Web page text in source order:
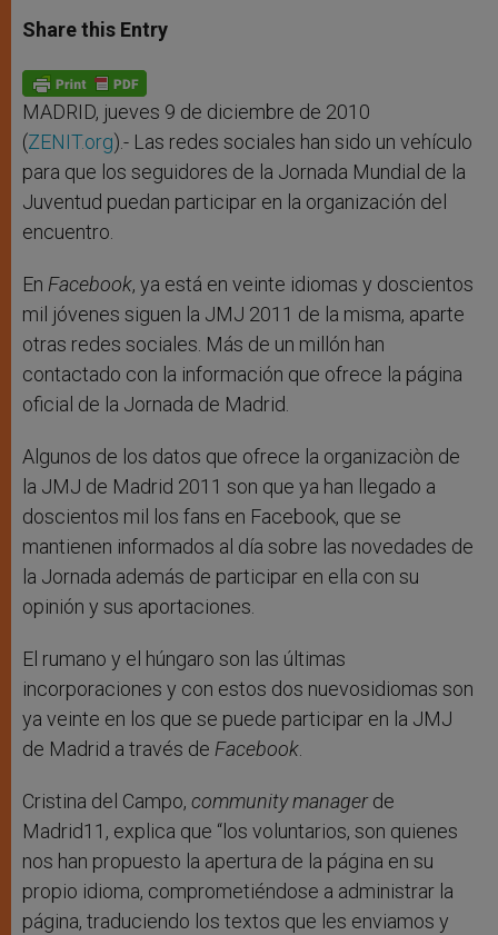
t
s
p
p
s
e
g
e
r
e
b
o
k
Share this Entry
MADRID, jueves 9 de diciembre de 2010
(ZENIT.org).- Las redes sociales han sido un vehículo
para que los seguidores de la Jornada Mundial de la
Juventud puedan participar en la organización del
encuentro.
En Facebook, ya está en veinte idiomas y doscientos
mil jóvenes siguen la JMJ 2011 de la misma, aparte
otras redes sociales. Más de un millón han
contactado con la información que ofrece la página
oficial de la Jornada de Madrid.
Algunos de los datos que ofrece la organizaciòn de
la JMJ de Madrid 2011 son que ya han llegado a
doscientos mil los fans en Facebook, que se
mantienen informados al día sobre las novedades de
la Jornada además de participar en ella con su
opinión y sus aportaciones.
El rumano y el húngaro son las últimas
incorporaciones y con estos dos nuevosidiomas son
ya veinte en los que se puede participar en la JMJ
de Madrid a través de Facebook.
Cristina del Campo, community managerde
Madrid11, explica que “los voluntarios, son quienes
nos han propuesto la apertura de la página en su
propio idioma, comprometiéndose a administrar la
página, traduciendo los textos que les enviamos y